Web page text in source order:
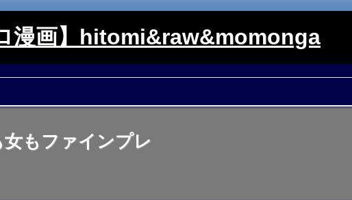
漫画】hitomi&raw&momonga
もファインプレ